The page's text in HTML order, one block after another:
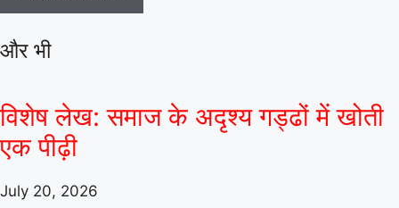
और भी
विशेष लेख: समाज के अदृश्य गड्ढों में खोती
एक पीढ़ी
July 20, 2026